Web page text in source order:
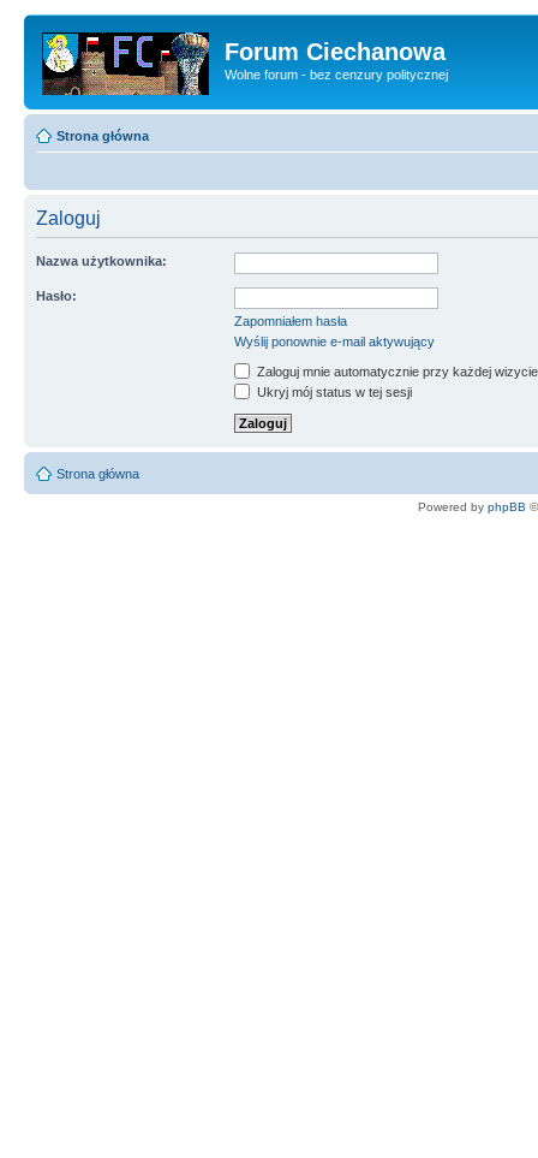
Forum Ciechanowa
Wolne forum - bez cenzury politycznej
Strona główna
Zaloguj
Nazwa użytkownika:
Hasło:
Zapomniałem hasła
Wyślij ponownie e-mail aktywujący
Zaloguj mnie automatycznie przy każdej wizycie
Ukryj mój status w tej sesji
Strona główna
Powered by phpBB